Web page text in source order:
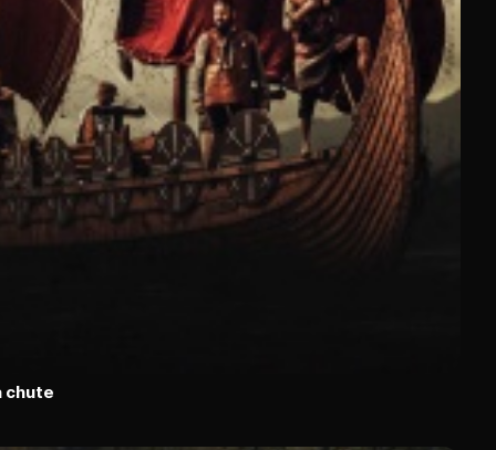
chute